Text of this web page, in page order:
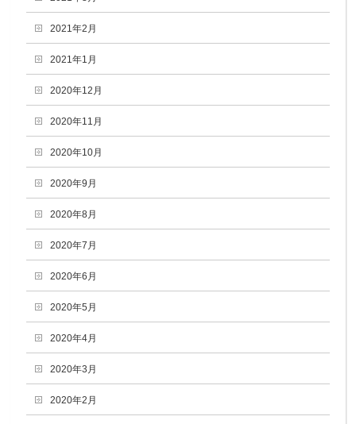
2021年2月
2021年1月
2020年12月
2020年11月
2020年10月
2020年9月
2020年8月
2020年7月
2020年6月
2020年5月
2020年4月
2020年3月
2020年2月